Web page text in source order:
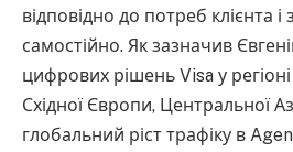
відповідно до потреб клієнта
самостійно. Як зазначив
цифрових рішень Visa у регіоні
Східної Європи, Центральної
глобальний ріст трафіку в